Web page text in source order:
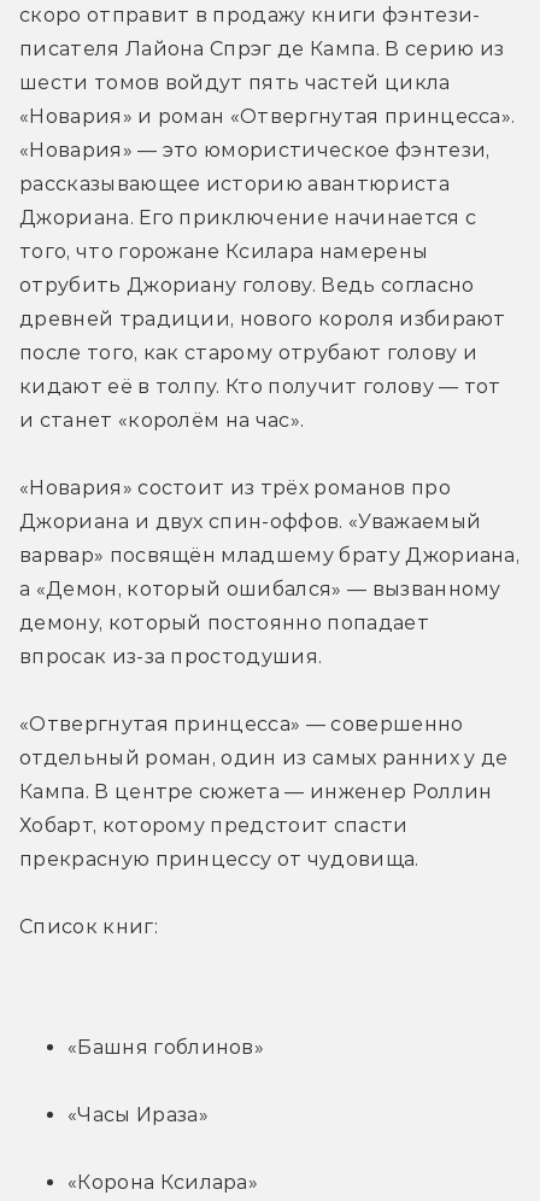
скоро отправит в продажу книги фэнтези-
писателя Лайона Спрэг де Кампа. В серию из
шести томов войдут пять частей цикла
«Новария» и роман «Отвергнутая принцесса».
«Новария» — это юмористическое фэнтези,
рассказывающее историю авантюриста
Джориана. Его приключение начинается с
того, что горожане Ксилара намерены
отрубить Джориану голову. Ведь согласно
древней традиции, нового короля избирают
после того, как старому отрубают голову и
кидают её в толпу. Кто получит голову — тот
и станет «королём на час».
«Новария» состоит из трёх романов про
Джориана и двух спин-оффов. «Уважаемый
варвар» посвящён младшему брату Джориана,
а «Демон, который ошибался» — вызванному
демону, который постоянно попадает
впросак из-за простодушия.
«Отвергнутая принцесса» — совершенно
отдельный роман, один из самых ранних у де
Кампа. В центре сюжета — инженер Роллин
Хобарт, которому предстоит спасти
прекрасную принцессу от чудовища.
Список книг:
«Башня гоблинов»
«Часы Ираза»
«Корона Ксилара»